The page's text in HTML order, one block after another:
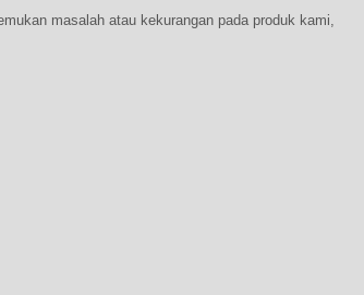
masalah atau kekurangan pada produk kami,